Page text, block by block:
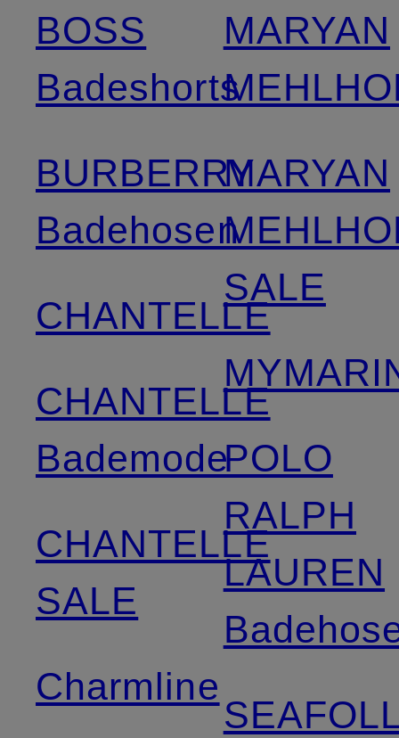
BOSS
Badeshorts
BURBERRY
Badehosen
CHANTELLE
CHANTELLE
Bademode
CHANTELLE
SALE
Charmline
MARYAN
MARYAN
SALE
POLO
RALPH
LAUREN